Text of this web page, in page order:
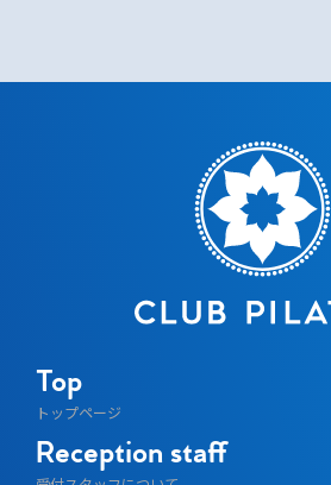
Top
トップページ
Reception staff